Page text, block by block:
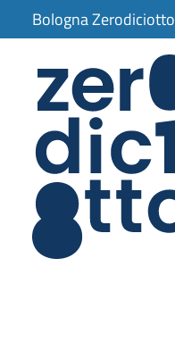
Bologna Zerodiciotto